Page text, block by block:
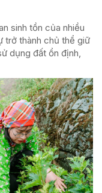
sinh tồn của nhiều
trở thành chủ thể giữ
dụng đất ổn định,